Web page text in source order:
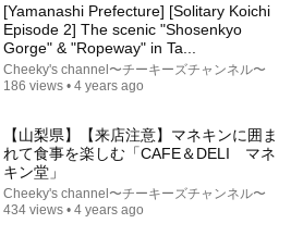
たばかりの私は、事情聴取を受け
め、私服で警察署を訪れた。する
息子さんは親の肩書まで騙ってい
、まだ帰せません」と怒鳴った
[Yamanashi Prefecture] [Solitary Koichi
Episode 2] The scenic "Shosenkyo
Gorge" & "Ropeway" in Ta...
Cheeky's channel〜チーキーズチャンネル〜
186 views • 4 years ago
【山梨県】【来店注意】マネキンに囲ま
れて食事を楽しむ「CAFE＆DELI マネ
キン堂」
Cheeky's channel〜チーキーズチャンネル〜
434 views • 4 years ago